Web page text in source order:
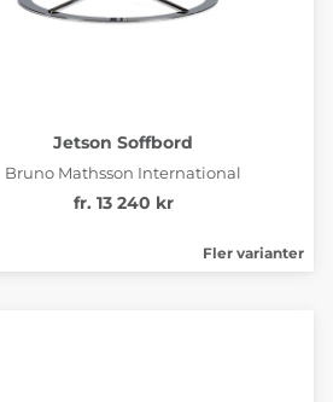
Jetson Soffbord
Bruno Mathsson International
fr. 13 240 kr
Fler varianter